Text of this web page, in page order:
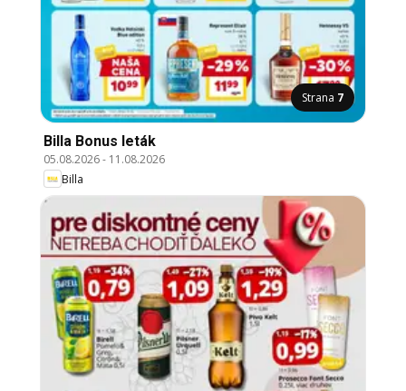
Strana 7
Billa Bonus leták
05.08.2026- 11.08.2026
Billa